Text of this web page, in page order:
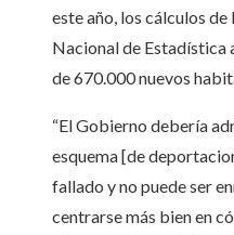
este año, los cálculos
Nacional de Estadística
de 670.000 nuevos
“El Gobierno debería
esquema [de
fallado y no puede ser
centrarse más bien en